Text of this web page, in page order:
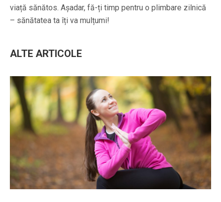
viață sănătos. Așadar, fă-ți timp pentru o plimbare zilnică
– sănătatea ta îți va mulțumi!
ALTE ARTICOLE